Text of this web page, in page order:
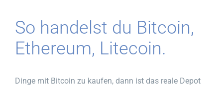
So handelst du Bitcoin,
Ethereum, Litecoin.
Dinge mit Bitcoin zu kaufen, dann ist das reale Depot